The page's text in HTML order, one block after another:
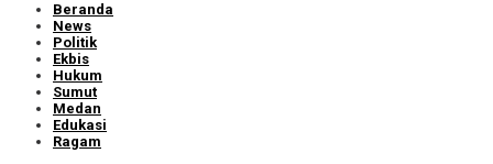
Beranda
News
Politik
Ekbis
Hukum
Sumut
Medan
Edukasi
Ragam